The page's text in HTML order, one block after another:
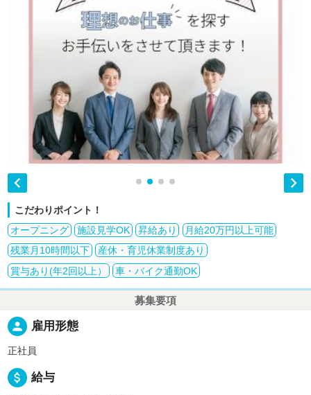
 
こだわりポイント！
オープニング
施設見学OK 昇給あり
月給20万円以上可能
残業月10時間以下
産休・育児休業制度あり
賞与あり(年2回以上）
車・バイク通勤OK
募集要項
person 雇用形態
正社員
attach_money 給与